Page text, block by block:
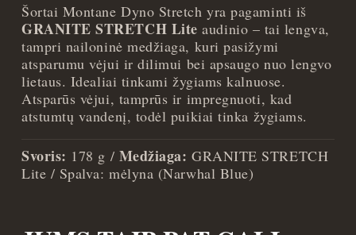
Šortai Montane Dyno Stretch yra pagaminti iš
GRANITE STRETCH Lite audinio – tai lengva,
tampri nailoninė medžiaga, kuri pasižymi
atsparumu vėjui ir dilimui bei apsaugo nuo lengvo
lietaus. Idealiai tinkami žygiams kalnuose.
Atsparūs vėjui, tamprūs ir impregnuoti, kad
atstumtų vandenį, todėl puikiai tinka žygiams.
Svoris: 178 g / Medžiaga:GRANITE STRETCH
Lite / Spalva: mėlyna (Narwhal Blue)